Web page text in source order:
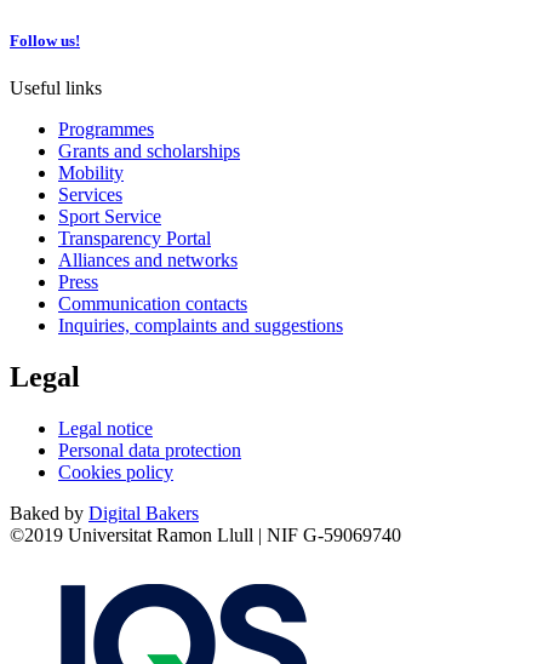
Follow us!
Useful links
Programmes
Grants and scholarships
Mobility
Services
Sport Service
Transparency Portal
Alliances and networks
Press
Communication contacts
Inquiries, complaints and suggestions
Legal
Legal notice
Personal data protection
Cookies policy
Baked by Digital Bakers
©2019 Universitat Ramon Llull | NIF G-59069740